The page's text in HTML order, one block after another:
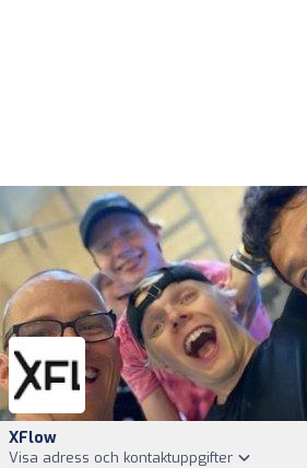
XFlow
Visa adress och kontaktuppgifter